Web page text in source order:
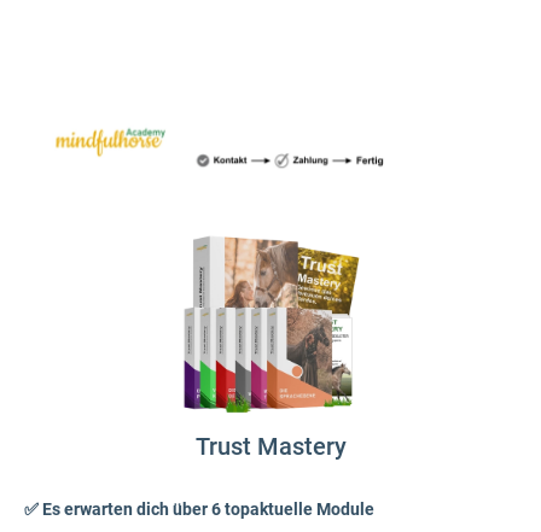
Trust Mastery
✅ Es erwarten dich über 6 topaktuelle Module